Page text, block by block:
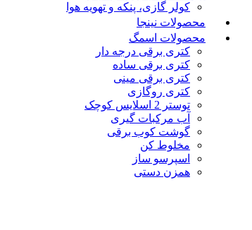
کولر گازی، پنکه و تهویه هوا
محصولات نینجا
محصولات اسمگ
کتری برقی درجه دار
کتری برقی ساده
کتری برقی مینی
کتری روگازی
توستر 2 اسلایس کوچک
آب مرکبات گیری
گوشت کوب برقی
مخلوط کن
اسپرسو ساز
همزن دستی